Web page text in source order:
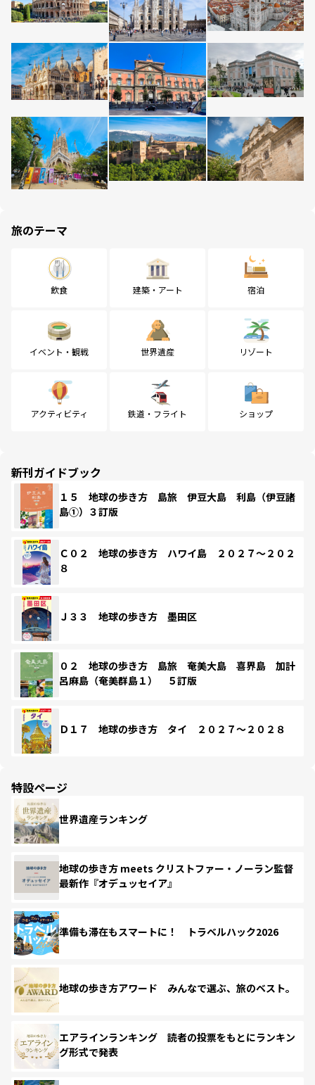
旅のテーマ
飲食 建築・アート 宿泊
イベント・観戦 世界遺産 リゾート
アクティビティ 鉄道・フライト ショップ
新刊ガイドブック
１５ 地球の歩き方 島旅 伊豆大島 利島（伊豆諸
島①）３訂版
Ｃ０２ 地球の歩き方 ハワイ島 ２０２７～２０２
８
Ｊ３３ 地球の歩き方 墨田区
０２ 地球の歩き方 島旅 奄美大島 喜界島 加計
呂麻島（奄美群島１） ５訂版
Ｄ１７ 地球の歩き方 タイ ２０２７～２０２８
特設ページ
世界遺産ランキング
地球の歩き方 meets クリストファー・ノーラン監督
最新作『オデュッセイア』
準備も滞在もスマートに！ トラベルハック2026
地球の歩き方アワード みんなで選ぶ、旅のベスト。
エアラインランキング 読者の投票をもとにランキン
グ形式で発表